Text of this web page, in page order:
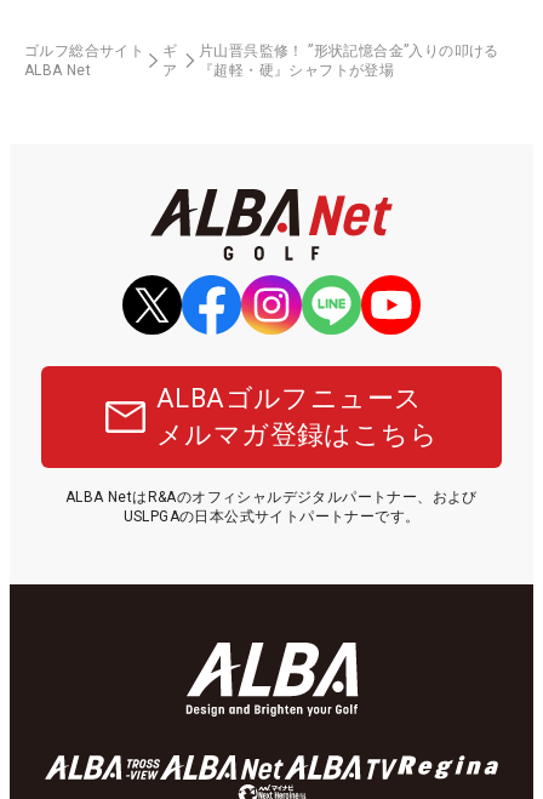
ゴルフ総合サイト
ALBA Net
ギ
ア
片山晋呉監修！ ”形状記憶合金”入りの叩ける
『超軽・硬』シャフトが登場
ALBAゴルフニュース
メルマガ登録はこちら
ALBA NetはR&Aのオフィシャルデジタルパートナー、および
USLPGAの日本公式サイトパートナーです。